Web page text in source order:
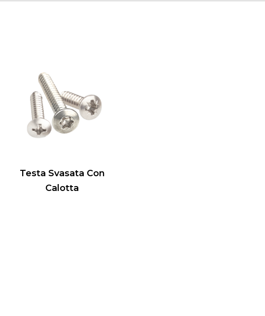
Testa Svasata Con
Calotta